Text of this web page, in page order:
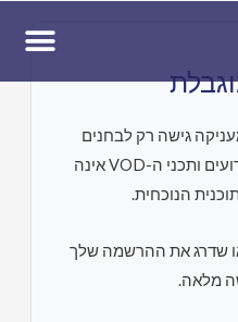
גישה רק לבחנים
ולהערכות. גישה ללוח האירועים ותכני ה-VOD אינה
הנוכחית.
את ההרשמה שלך